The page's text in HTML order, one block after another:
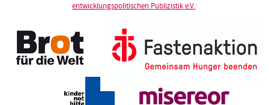
entwicklungspolitischen Publizistik e.V.: